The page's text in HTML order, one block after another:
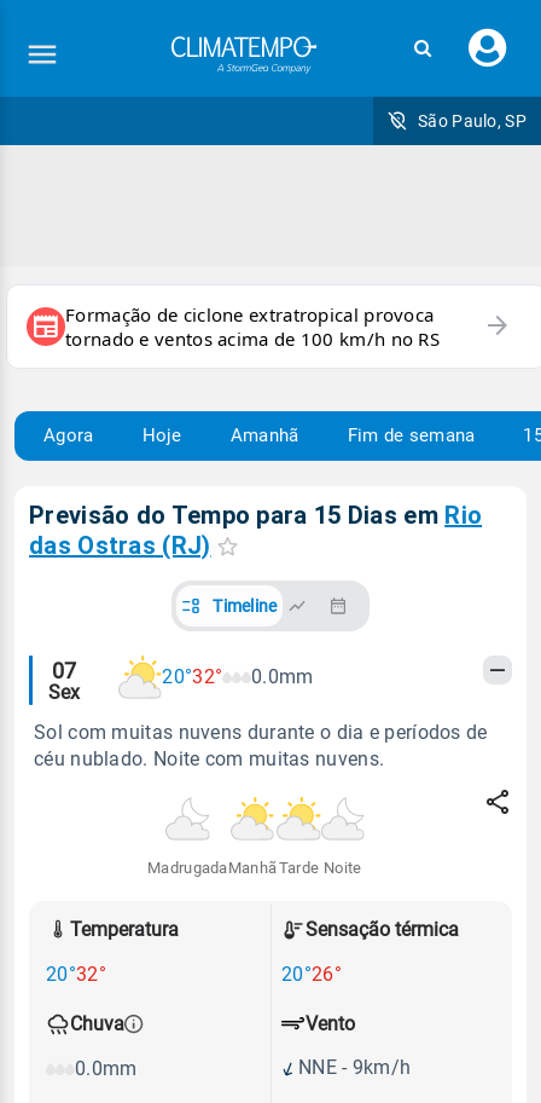
seu
São Paulo, SP
newspaper Formação de ciclone extratropical provoca
tornado e ventos acima de 100 km/h no RS
arrow_forward
Agora Hoje Amanhã Fim de semana
Previsão do Tempo para 15 Dias em Rio
das Ostras (RJ)
Timeline
Alertas
meteorológicos
07
Sex
20°32° 0.0mm
Sol com muitas nuvens durante o dia e períodos de
céu nublado. Noite com muitas nuvens.
Madrugada Manhã Tarde Noite
Temperatura
20°32°
Sensação térmica
20°26°
Chuva
0.0mm
Vento
NNE - 9km/h